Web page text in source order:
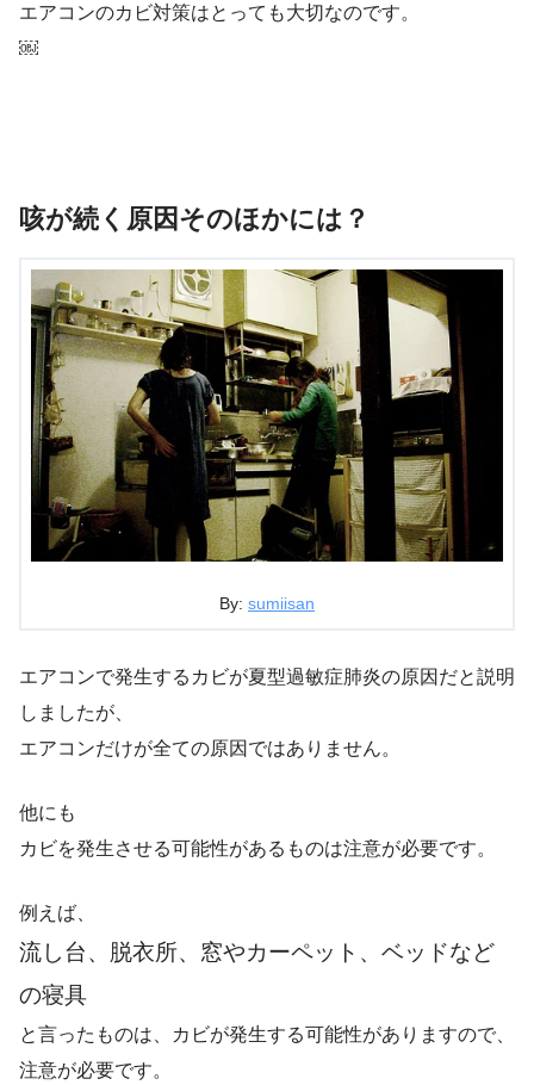
エアコンのカビ対策はとっても大切なのです。
￼
咳が続く原因そのほかには？
By: sumiisan
エアコンで発生するカビが夏型過敏症肺炎の原因だと説明
しましたが、
エアコンだけが全ての原因ではありません。
他にも
カビを発生させる可能性があるものは注意が必要です。
例えば、
流し台、脱衣所、窓やカーペット、ベッドなど
の寝具
と言ったものは、カビが発生する可能性がありますので、
注意が必要です。